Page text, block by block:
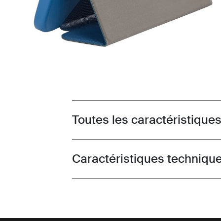
Toggle features
Toutes les caractéristiques
Toggle techspec
Caractéristiques